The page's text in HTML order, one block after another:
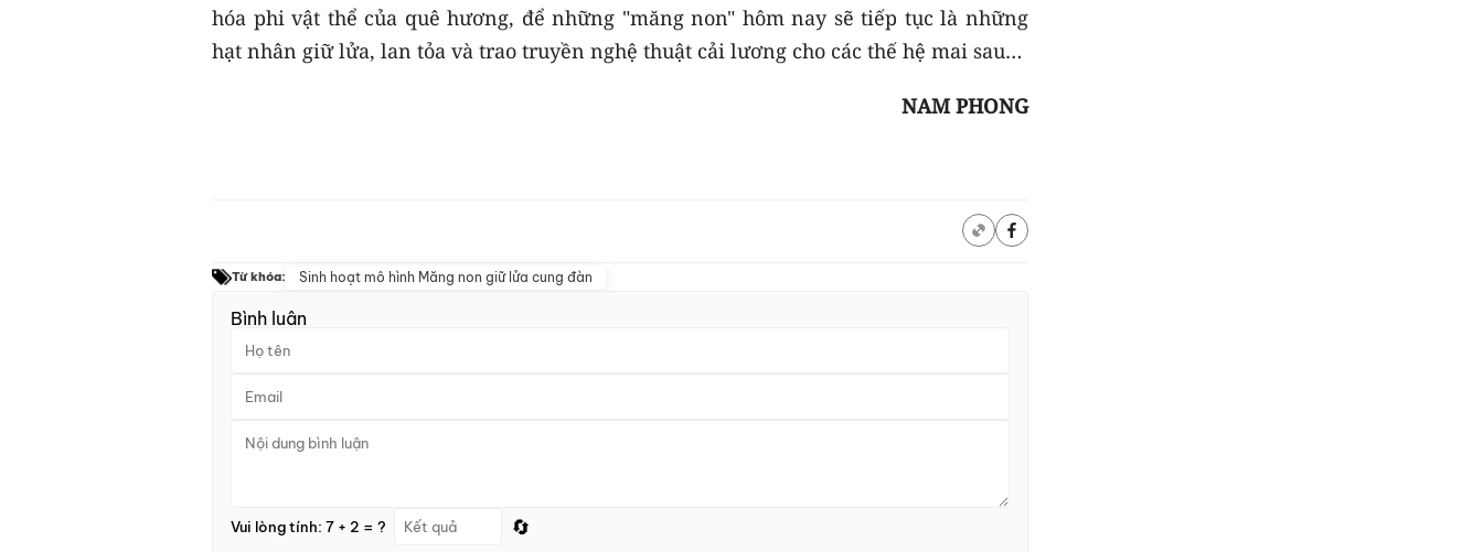
hóa phi vật thể của quê hương, để những "măng non" hôm nay sẽ tiếp tục là những
hạt nhân giữ lửa, lan tỏa và trao truyền nghệ thuật cải lương cho các thế hệ mai sau…
NAM PHONG
Từ khóa: Sinh hoạt mô hình Măng non giữ lửa cung đàn
Bình luận
Vui lòng tính: 7 + 2 = ? 🔄